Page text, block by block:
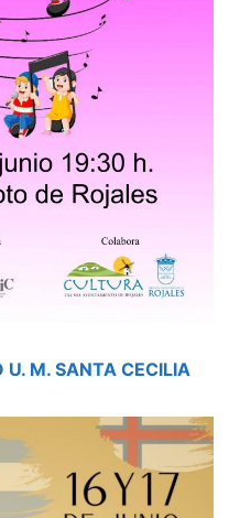
U. M. SANTA CECILIA